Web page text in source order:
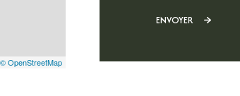
© OpenStreetMap
ENVOYER